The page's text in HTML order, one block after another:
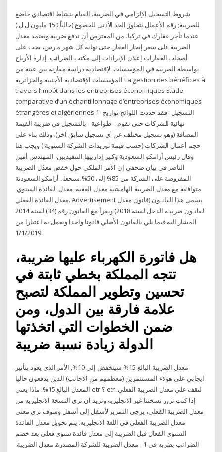
شروط التسجيل الإلزامي في الضريبة. القيام بنشاط اقتصادي خاضع
للضريبة; رقم الأعمال يتجاوز الحد الأدنى للخضوع (حالياً 150 مليون ل.ل.)
عندما تأجر عقارك في تركيا، من المفترض أن تدفع ضريبة ويعتمد معدل
الضريبة على سعر إيجار العقار. حتى نهاية كل شهر مارس، يجب على
أصحاب العقارات إعلان الإيرادات إلى مكتب الضرائب. إدارة الأرباح
بواسطة الضريبة في المؤسسات الإقتصادية دراسة مقارنة بين عينة من
المؤسسات الإقتصادية الأجنبية والجزائرية La gestion des bénéfices à
travers l’impôt dans les entreprises économiques Etude
comparative d’un échantillonnage d’entreprises économiques
étrangères et algériennes 1- التسجيل : فقد حددت اللوائح تواريخ
نهائية للشركات حتى تقوم – طواعية - بالتسجيل في ضريبة القيمة
المضافة (وهو تسجيل مختلف عن أي تسجيل سابق آخر)، وذلك بناء على
حجم أعمال الشركات (حسب قيمة توريدات الشركة السنوية ) ويجب هنا
وقال رئيس أرامكو السعودية وكبير إدارييها التنفيذيين، المهندس أمين
الناصر في بيان صحفي إن الأمر الملكي حول خفض معدّل الضريبة
المفروضة على الشركة من 85% إلى 50%،سيجعل أرامكو السعودية
متوافقة مع معدل الضريبة الهامشية معدل العقبة. معدل الفائدة السنوي.
معدل الفائدة الفعلي. Advertisement يسمى هذا القانـون (قانون معدل
لقانـون ضريبـة الدخل لسنة 2018) ويقرأ مع القانون رقم (34) لسنة 2014
المشار اليه فيما يلي بالقانون الأصلي قانونا واحدا ويعمل به اعتبارا من
1/1/2019.
هل فاتورة الكهرباء عليها ضريبة،
تتجه المملكة بخطي ثابتة في
تحسين وتطوير المملكة لتصبح
علامة فارقة بين الدول، ومن
ضمن الخطوات التي اتخذتها
الدولة زيادة نسبة ضريبة
معدل الضريبة البالغ 15% سينخفض إلى 10%, الأمر الذي يعود بتأثير
ايجابي على هؤلاء المستثمرين (معظمهم من الاجانب) الذين يدفعون حاليا
المعدل البالغ 15%. ماذا يعني etr ؟ etr لتقف علي معدل الضريبة الفعلي.
إذا كنت تزور نسختنا غير الانجليزيه وتريد ان تري النسخة الانجليزيه من
معدل الضريبة الفعلي، يرجى التمرير لأسفل إلى أسفل وسوف تري معني
معدل الضريبة الفعلي في اللغة الانجليزيه. يتم تحويل معدل الفائدة
السنوي الفعال قبل الضريبة إلى معدل فائدة سنوي فعلى بعد خصم
الضرائب بضربه في 1 - معدل الضريبة للشركة المصدرة. معدل الضريبة.